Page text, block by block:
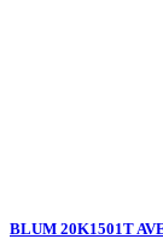
BLUM 20K1501T